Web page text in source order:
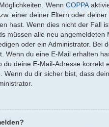
Wenn COPPA
einer deiner Eltern oder
hast. Wenn dies nicht der Fall
müssen alle neu
oder ein Administrator. Bei
Wenn du eine E-Mail erhalten
du deine E-Mail-Adresse korrekt
Wenn du dir sicher bist, dass